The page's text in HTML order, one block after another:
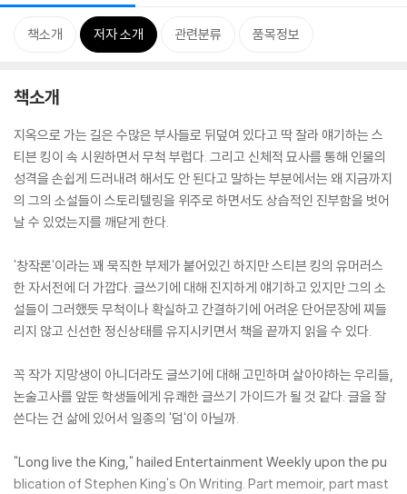
책소개 저자 소개 관련분류 품목정보
책소개
지옥으로 가는 길은 수많은 부사들로 뒤덮여 있다고 딱 잘라 얘기하는 스
티븐 킹이 속 시원하면서 무척 부럽다. 그리고 신체적 묘사를 통해 인물의
성격을 손쉽게 드러내려 해서도 안 된다고 말하는 부분에서는 왜 지금까지
의 그의 소설들이 스토리텔링을 위주로 하면서도 상습적인 진부함을 벗어
날 수 있었는지를 깨닫게 한다.
'창작론'이라는 꽤 묵직한 부제가 붙어있긴 하지만 스티븐 킹의 유머러스
한 자서전에 더 가깝다. 글쓰기에 대해 진지하게 얘기하고 있지만 그의 소
설들이 그러했듯 무척이나 확실하고 간결하기에 어려운 단어문장에 찌들
리지 않고 신선한 정신상태를 유지시키면서 책을 끝까지 읽을 수 있다.
꼭 작가 지망생이 아니더라도 글쓰기에 대해 고민하며 살아야하는 우리들,
논술고사를 앞둔 학생들에게 유쾌한 글쓰기 가이드가 될 것 같다. 글을 잘
쓴다는 건 삶에 있어서 일종의 '덤'이 아닐까.
"Long live the King," hailed Entertainment Weekly upon the pu
blication of Stephen King's On Writing. Part memoir, part mast